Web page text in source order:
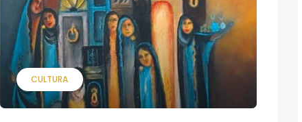
CULTURA